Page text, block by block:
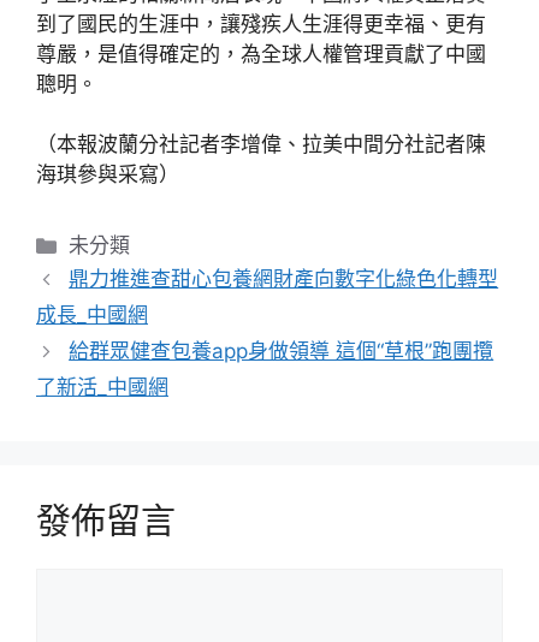
到了國民的生涯中，讓殘疾人生涯得更幸福、更有
尊嚴，是值得確定的，為全球人權管理貢獻了中國
聰明。
（本報波蘭分社記者李增偉、拉美中間分社記者陳
海琪參與采寫）
分
類
未分類
鼎力推進查甜心包養網財產向數字化綠色化轉型
成長_中國網
給群眾健查包養app身做領導 這個“草根”跑團攬
了新活_中國網
發佈留言